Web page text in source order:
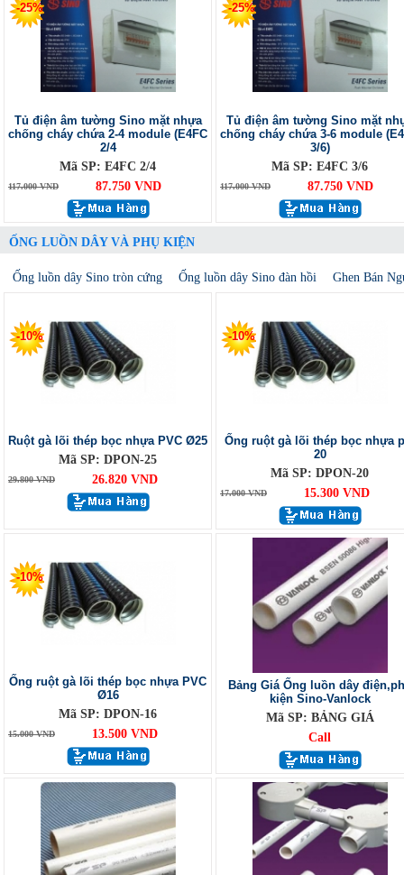
-25%
Tủ điện âm tường Sino mặt nhựa
chống cháy chứa 2-4 module (E4FC
2/4
Mã SP: E4FC 2/4
117.000 VND 87.750 VND
-25%
Tủ điện âm tường Sino mặt
chống cháy chứa 3-6 module
3/6)
Mã SP: E4FC 3/6
117.000 VND 87.750 VND
ỐNG LUỒN DÂY VÀ PHỤ KIỆN
Ống luồn dây Sino tròn cứng Ống luồn dây Sino đàn hồi Ghen Bán
-10%
Ruột gà lõi thép bọc nhựa PVC Ø25
Mã SP: DPON-25
29.800 VND 26.820 VND
-10%
Ống ruột gà lõi thép bọc nhựa
20
Mã SP: DPON-20
17.000 VND 15.300 VND
-10%
Ống ruột gà lõi thép bọc nhựa PVC
Ø16
Mã SP: DPON-16
15.000 VND 13.500 VND
Bảng Giá Ống luồn dây
kiện Sino-Vanlock
Mã SP: BẢNG GIÁ
Call